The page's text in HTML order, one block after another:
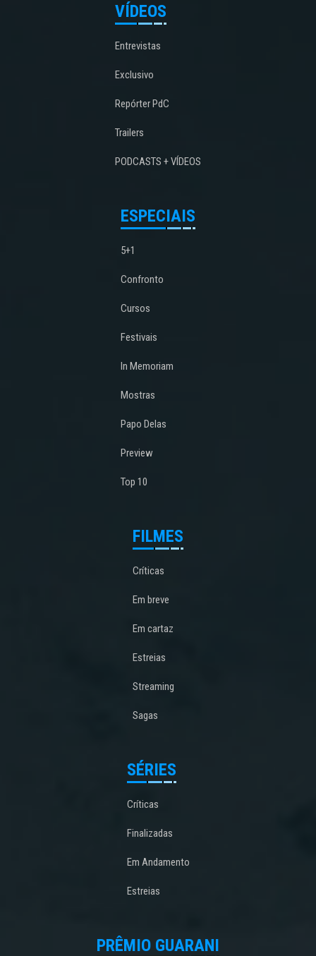
VÍDEOS
Entrevistas
Exclusivo
Repórter PdC
Trailers
PODCASTS + VÍDEOS
ESPECIAIS
5+1
Confronto
Cursos
Festivais
In Memoriam
Mostras
Papo Delas
Preview
Top 10
FILMES
Críticas
Em breve
Em cartaz
Estreias
Streaming
Sagas
SÉRIES
Críticas
Finalizadas
Em Andamento
Estreias
PRÊMIO GUARANI